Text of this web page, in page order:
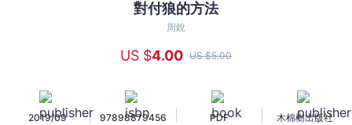
對付狼的方法
周銳
US $4.00 US $5.00
2019/09 |
97898879456
PDF 木棉樹出版社